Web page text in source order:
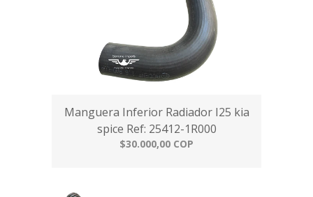
Manguera Inferior Radiador I25 kia
spice Ref: 25412-1R000
$30.000,00 COP